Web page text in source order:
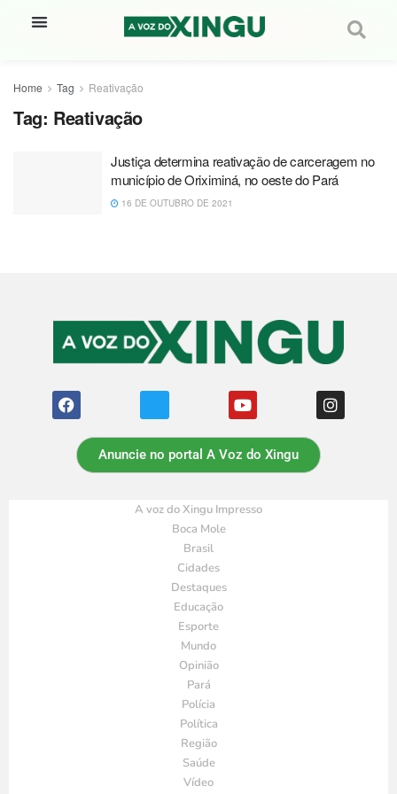
Home Tag Reativação
Tag: Reativação
Justiça determina reativação de carceragem no
município de Oriximiná, no oeste do Pará
16 DE OUTUBRO DE 2021
Anuncie no portal A Voz do Xingu
A voz do Xingu Impresso
Boca Mole
Brasil
Cidades
Destaques
Educação
Esporte
Mundo
Opinião
Pará
Polícia
Política
Região
Saúde
Vídeo